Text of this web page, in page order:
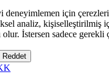
deneyimlemen için
analiz, kişiselleştirilmiş
olur. İstersen sadece
Reddet